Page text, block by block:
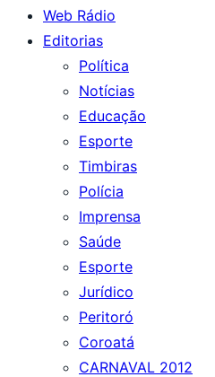
Web Rádio
Editorias
Política
Notícias
Educação
Esporte
Timbiras
Polícia
Imprensa
Saúde
Esporte
Jurídico
Peritoró
Coroatá
CARNAVAL 2012